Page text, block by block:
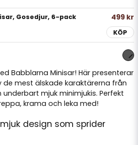
Gosedjur, 6-pack 499 kr
KÖP
Babblarna Minisar! Här presenterar
de mest älskade karaktärerna från
mjuk minimjukis. Perfekt
krama och leka med!
design som sprider